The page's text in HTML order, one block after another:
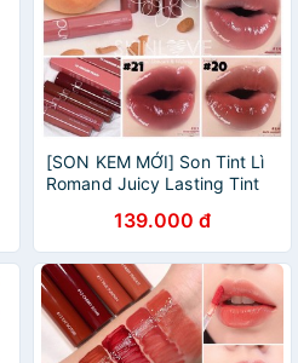
[SON KEM MỚI] Son Tint Lì
Romand Juicy Lasting Tint
139.000 đ